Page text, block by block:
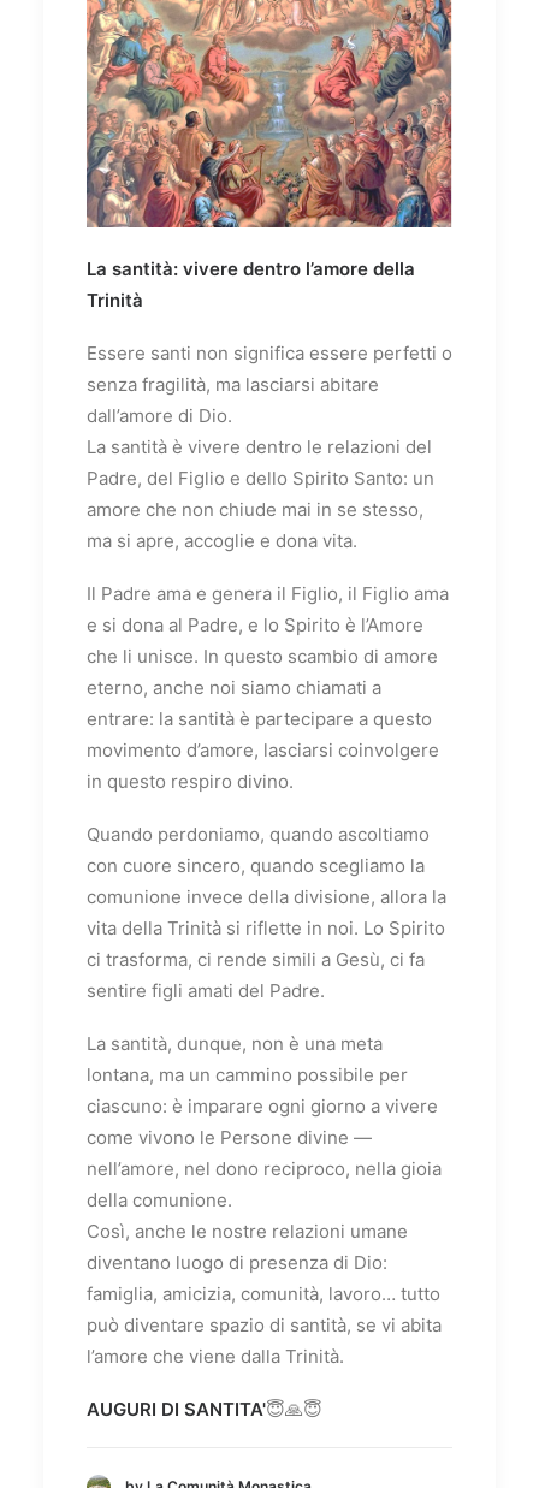
La santità: vivere dentro l’amore della
Trinità
Essere santi non significa essere perfetti o
senza fragilità, ma lasciarsi abitare
dall’amore di Dio.
La santità è vivere dentro le relazioni del
Padre, del Figlio e dello Spirito Santo: un
amore che non chiude mai in se stesso,
ma si apre, accoglie e dona vita.
Il Padre ama e genera il Figlio, il Figlio ama
e si dona al Padre, e lo Spirito è l’Amore
che li unisce. In questo scambio di amore
eterno, anche noi siamo chiamati a
entrare: la santità è partecipare a questo
movimento d’amore, lasciarsi coinvolgere
in questo respiro divino.
Quando perdoniamo, quando ascoltiamo
con cuore sincero, quando scegliamo la
comunione invece della divisione, allora la
vita della Trinità si riflette in noi. Lo Spirito
ci trasforma, ci rende simili a Gesù, ci fa
sentire figli amati del Padre.
La santità, dunque, non è una meta
lontana, ma un cammino possibile per
ciascuno: è imparare ogni giorno a vivere
come vivono le Persone divine —
nell’amore, nel dono reciproco, nella gioia
della comunione.
Così, anche le nostre relazioni umane
diventano luogo di presenza di Dio:
famiglia, amicizia, comunità, lavoro… tutto
può diventare spazio di santità, se vi abita
l’amore che viene dalla Trinità.
AUGURI DI SANTITA'😇🙏😇